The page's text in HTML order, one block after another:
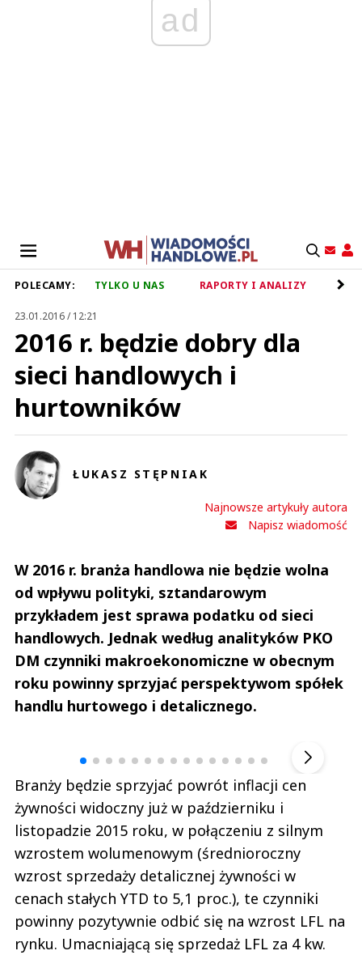
ad
POLECAMY: TYLKO U NAS RAPORTY I ANALIZY
23.01.2016 / 12:21
2016 r. będzie dobry dla
sieci handlowych i
hurtowników
ŁUKASZ STĘPNIAK
Najnowsze artykuły autora
Napisz wiadomość
W 2016 r. branża handlowa nie będzie wolna
od wpływu polityki, sztandarowym
przykładem jest sprawa podatku od sieci
handlowych. Jednak według analityków PKO
DM czynniki makroekonomiczne w obecnym
roku powinny sprzyjać perspektywom spółek
handlu hurtowego i detalicznego.
Branży będzie sprzyjać powrót inflacji cen
żywności widoczny już w październiku i
listopadzie 2015 roku, w połączeniu z silnym
wzrostem wolumenowym (średnioroczny
wzrost sprzedaży detalicznej żywności w
cenach stałych YTD to 5,1 proc.), te czynniki
powinny pozytywnie odbić się na wzrost LFL na
rynku. Umacniającą się sprzedaż LFL za 4 kw.